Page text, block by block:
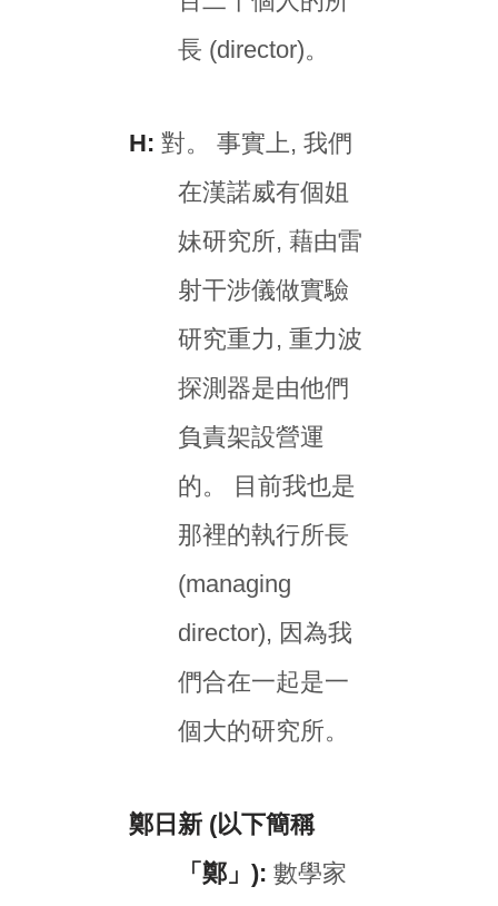
長 (director)。
H: 對。 事實上, 我們
在漢諾威有個姐
妹研究所, 藉由雷
射干涉儀做實驗
研究重力, 重力波
探測器是由他們
負責架設營運
的。 目前我也是
那裡的執行所長
(managing
director), 因為我
們合在一起是一
個大的研究所。
鄭日新 (以下簡稱
「鄭」): 數學家